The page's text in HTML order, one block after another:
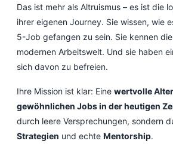
Das ist mehr als Altruismus – es ist die
ihrer eigenen Journey. Sie wissen, wie
5-Job gefangen zu sein. Sie kennen
modernen Arbeitswelt. Und sie haben
sich davon zu befreien.
Ihre Mission ist klar: Eine wertvolle
gewöhnlichen Jobs in der heutigen
durch leere Versprechungen, sondern
Strategien und echte Mentorship.